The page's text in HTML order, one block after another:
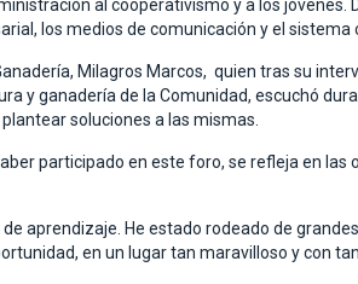
al cooperativismo y a los
los medios de comunicación y el sistema
Milagros Marcos, quien tras su
y ganadería de la Comunidad, escuchó
soluciones a las mismas.
participado en este foro, se refleja en
aprendizaje. He estado rodeado de
en un lugar tan maravilloso y con